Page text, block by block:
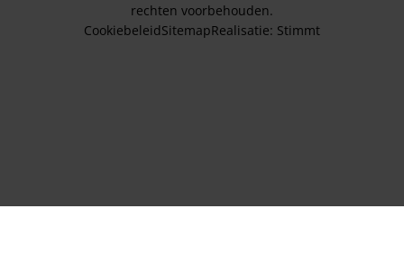
rechten voorbehouden.
CookiebeleidSitemapRealisatie: Stimmt